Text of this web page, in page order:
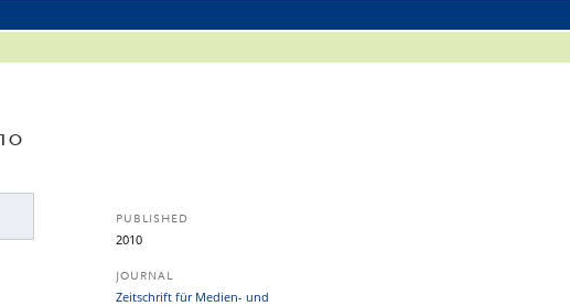
PUBLISHED
2010
JOURNAL
Zeitschrift für Medien- und